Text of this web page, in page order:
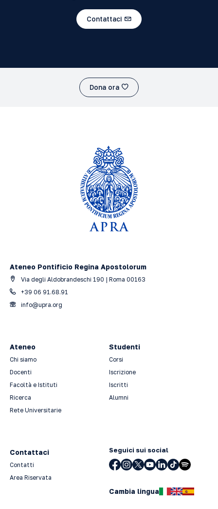
Contattaci
Dona ora
Ateneo Pontificio Regina Apostolorum
Via degli Aldobrandeschi 190 | Roma 00163
+39 06 91.68.91
info@upra.org
Ateneo
Chi siamo
Docenti
Facoltà e Istituti
Ricerca
Rete Universitarie
Studenti
Corsi
Iscrizione
Iscritti
Alumni
Contattaci
Contatti
Area Riservata
Seguici sui social
Cambia lingua